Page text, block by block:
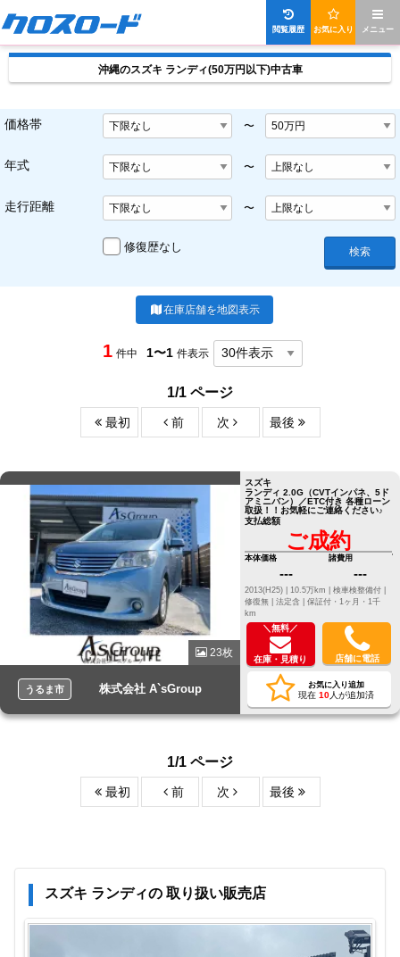
メニュー
お気に入り
閲覧履歴
沖縄のスズキ ランディ(50万円以下)中古車
価格帯 〜
年式 〜
走行距離 〜
修復歴なし 検索
在庫店舗を地図表示
1 件中 1〜1 件表示
1/1 ページ
最初 前 次 最後
23枚
うるま市 株式会社 A`sGroup
スズキ
ランディ 2.0G（CVTインパネ、5ド
アミニバン）／ETC付き 各種ローン
取扱！！お気軽にご連絡ください♪
支払総額
ご成約
本体価格
---
諸費用
---
2013(H25) | 10.5万km |
検車検整備付 |
修復無 | 法定含 | 保証付・1ヶ月・1千
km
＼無料／
在庫・見積り 店舗に電話
お気に入り追加
現在 10人が追加済
1/1 ページ
最初 前 次 最後
スズキ ランディの 取り扱い販売店